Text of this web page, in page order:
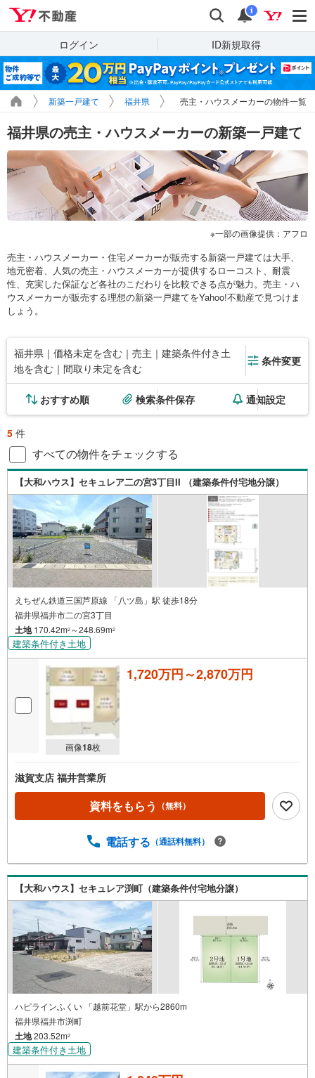
検索 通知
i
ログイン ID新規取得
新築一戸建て 福井県 売主・ハウスメーカーの物件一覧
福井県の売主・ハウスメーカーの新築一戸建て
一部の画像提供：アフロ
売主・ハウスメーカー・住宅メーカーが販売する新築一戸建ては大手、
地元密着、人気の売主・ハウスメーカーが提供するローコスト、耐震
性、充実した保証など各社のこだわりを比較できる点が魅力。売主・ハ
ウスメーカーが販売する理想の新築一戸建てをYahoo!不動産で見つけま
しょう。
福井県｜価格未定を含む｜売主｜建築条件付き土
地を含む｜間取り未定を含む
条件変更
おすすめ順 検索条件保存 通知設定
5 件
すべての物件をチェックする
【大和ハウス】セキュレア二の宮3丁目II （建築条件付宅地分譲）
えちぜん鉄道三国芦原線 「八ツ島」駅 徒歩18分
福井県福井市二の宮3丁目
土地170.42m2 ～248.69m2
建築条件付き土地
画像18枚
1,720万円～2,870万円
滋賀支店 福井営業所
資料をもらう （無料）
電話する （通話料無料）
【大和ハウス】セキュレア渕町（建築条件付宅地分譲）
ハピラインふくい 「越前花堂」駅から2860m
福井県福井市渕町
土地203.52m2
建築条件付き土地